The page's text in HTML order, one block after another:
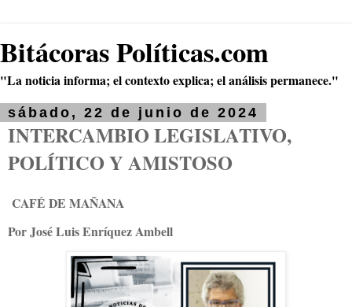
Bitácoras Políticas.com
"La noticia informa; el contexto explica; el análisis permanece."
sábado, 22 de junio de 2024
INTERCAMBIO LEGISLATIVO,
POLÍTICO Y AMISTOSO
CAFÉ DE MAÑANA
Por José Luis Enríquez Ambell